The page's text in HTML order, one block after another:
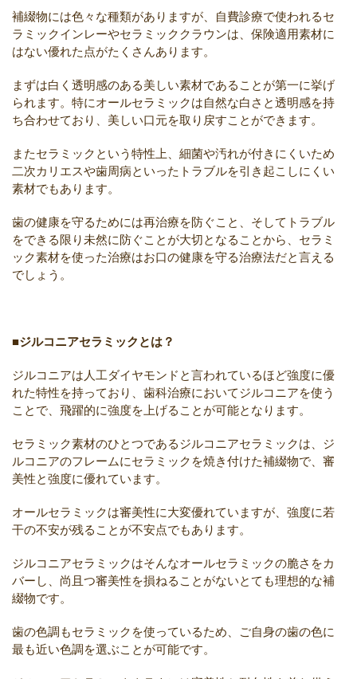
補綴物には色々な種類がありますが、自費診療で使われるセ
ラミックインレーやセラミッククラウンは、保険適用素材に
はない優れた点がたくさんあります。
まずは白く透明感のある美しい素材であることが第一に挙げ
られます。特にオールセラミックは自然な白さと透明感を持
ち合わせており、美しい口元を取り戻すことができます。
またセラミックという特性上、細菌や汚れが付きにくいため
二次カリエスや歯周病といったトラブルを引き起こしにくい
素材でもあります。
歯の健康を守るためには再治療を防ぐこと、そしてトラブル
をできる限り未然に防ぐことが大切となることから、セラミ
ック素材を使った治療はお口の健康を守る治療法だと言える
でしょう。
■ジルコニアセラミックとは？
ジルコニアは人工ダイヤモンドと言われているほど強度に優
れた特性を持っており、歯科治療においてジルコニアを使う
ことで、飛躍的に強度を上げることが可能となります。
セラミック素材のひとつであるジルコニアセラミックは、ジ
ルコニアのフレームにセラミックを焼き付けた補綴物で、審
美性と強度に優れています。
オールセラミックは審美性に大変優れていますが、強度に若
干の不安が残ることが不安点でもあります。
ジルコニアセラミックはそんなオールセラミックの脆さをカ
バーし、尚且つ審美性を損ねることがないとても理想的な補
綴物です。
歯の色調もセラミックを使っているため、ご自身の歯の色に
最も近い色調を選ぶことが可能です。